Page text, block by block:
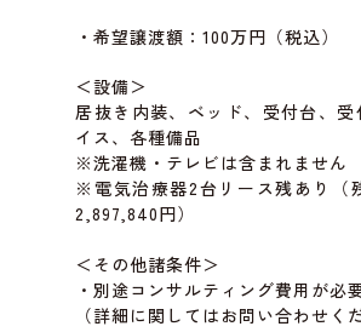
・希望譲渡額：100万円（税込）
＜設備＞
居抜き内装、ベッド、受付台、
イス、各種備品
※洗濯機・テレビは含まれません
※電気治療器2台リース残あり（
2,897,840円）
＜その他諸条件＞
・別途コンサルティング費用が必
（詳細に関してはお問い合わせく